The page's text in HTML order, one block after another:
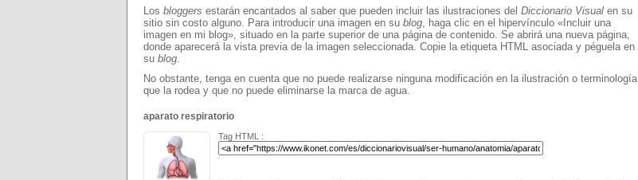
Los bloggers estarán encantados al saber que pueden incluir las ilustraciones del Diccionario Visual en su
sitio sin costo alguno. Para introducir una imagen en su blog, haga clic en el hipervínculo «Incluir una
imagen en mi blog», situado en la parte superior de una página de contenido. Se abrirá una nueva página,
donde aparecerá la vista previa de la imagen seleccionada. Copie la etiqueta HTML asociada y péguela en
su blog.
No obstante, tenga en cuenta que no puede realizarse ninguna modificación en la ilustración o terminología
que la rodea y que no puede eliminarse la marca de agua.
aparato respiratorio
Tag HTML :